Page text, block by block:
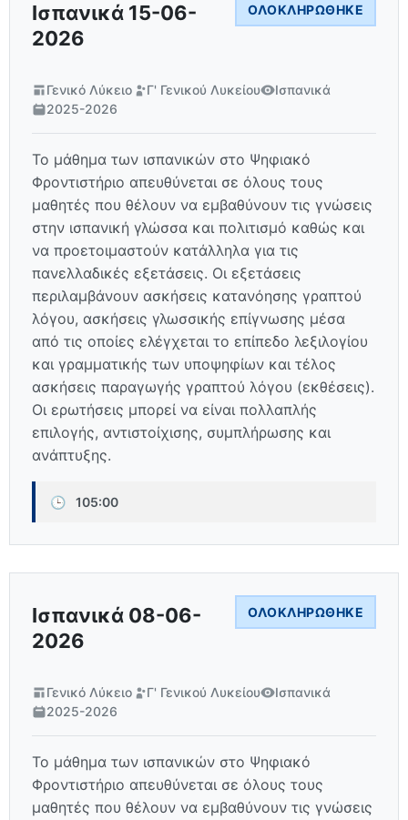
Ισπανικά 15-06-
2026
ΟΛΟΚΛΗΡΏΘΗΚΕ
Γενικό Λύκειο Γ' Γενικού Λυκείου
Ισπανικά
2025-2026
Το μάθημα των ισπανικών στο Ψηφιακό
Φροντιστήριο απευθύνεται σε όλους τους
μαθητές που θέλουν να εμβαθύνουν τις γνώσεις
στην ισπανική γλώσσα και πολιτισμό καθώς και
να προετοιμαστούν κατάλληλα για τις
πανελλαδικές εξετάσεις. Οι εξετάσεις
περιλαμβάνουν ασκήσεις κατανόησης γραπτού
λόγου, ασκήσεις γλωσσικής επίγνωσης μέσα
από τις οποίες ελέγχεται το επίπεδο λεξιλογίου
και γραμματικής των υποψηφίων και τέλος
ασκήσεις παραγωγής γραπτού λόγου (εκθέσεις).
Οι ερωτήσεις μπορεί να είναι πολλαπλής
επιλογής, αντιστοίχισης, συμπλήρωσης και
ανάπτυξης.
🕒 105:00
Ισπανικά 08-06-
2026
ΟΛΟΚΛΗΡΏΘΗΚΕ
Γενικό Λύκειο Γ' Γενικού Λυκείου
Ισπανικά
2025-2026
Το μάθημα των ισπανικών στο Ψηφιακό
Φροντιστήριο απευθύνεται σε όλους τους
μαθητές που θέλουν να εμβαθύνουν τις γνώσεις